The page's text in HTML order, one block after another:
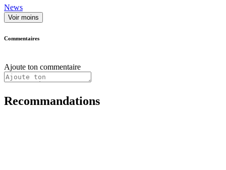
News
Voir moins
Commentaires
Ajoute ton commentaire
Recommandations